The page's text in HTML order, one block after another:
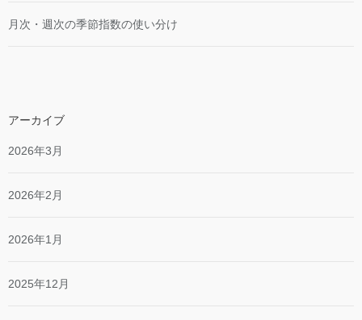
月次・週次の季節指数の使い分け
アーカイブ
2026年3月
2026年2月
2026年1月
2025年12月